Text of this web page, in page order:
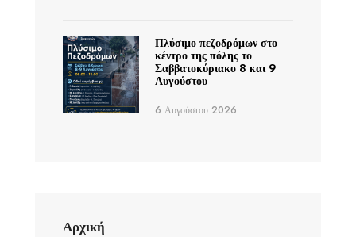
Πλύσιμο πεζοδρόμων στο
κέντρο της πόλης το
Σαββατοκύριακο 8 και 9
Αυγούστου
6 Αυγούστου 2026
Αρχική